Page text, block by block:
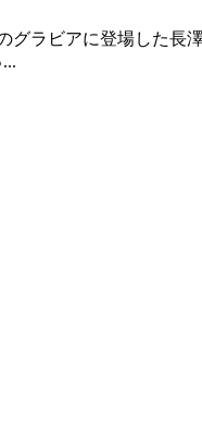
グラビアに登場した